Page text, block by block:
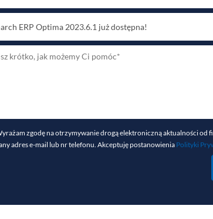
zgodę na otrzymywanie drogą elektroniczną aktualności od
adres e-mail lub nr telefonu. Akceptuję postanowienia Polityki